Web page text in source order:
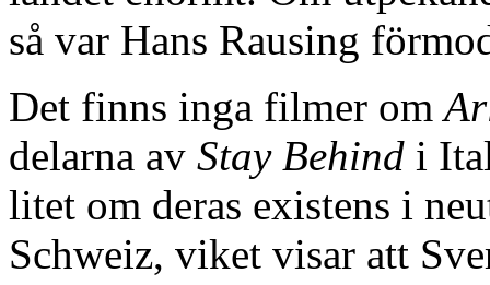
så var Hans Rausing
Det finns inga filmer om
delarna av Stay Behind i
litet om deras existens i
Schweiz, viket visar att